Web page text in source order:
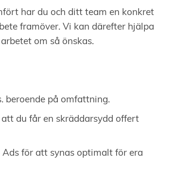
har du och ditt team en konkret
framöver. Vi kan därefter hjälpa
om så önskas.
beroende på omfattning.
du får en skräddarsydd offert
för att synas optimalt för era